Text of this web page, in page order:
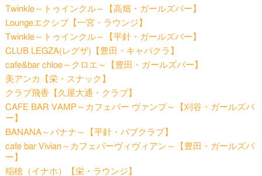
Twinkle～トゥインクル～【高畑・ガールズバー】
Loungeエクシブ【一宮・ラウンジ】
Twinkle～トゥインクル～【平針・ガールズバー】
CLUB LEGZA(レグザ)【豊田・キャバクラ】
cafe&bar chloe～クロエ～【豊田・ガールズバー】
美アンカ【栄・スナック】
クラブ飛香【久屋大通・クラブ】
CAFE BAR VAMP～カフェバー ヴァンプ～【刈谷・ガールズバ
ー】
BANANA～バナナ～【平針・パブクラブ】
cafe bar Vivian～カフェバーヴィヴィアン～【豊田・ガールズバ
ー】
稲穂（イナホ）【栄・ラウンジ】